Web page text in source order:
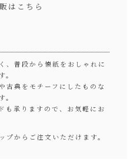
はこちら
、普段から懐紙をおしゃれに
。
古典をモチーフにしたものな
。
も承りますので、お気軽にお
プからご注文いただけます。